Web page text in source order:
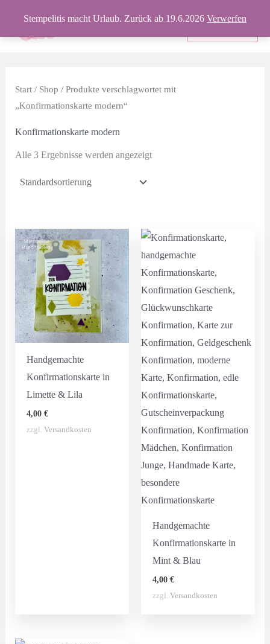
Stempelitis macht Urlaub. Zurück ab 19.6.2026 Verwerfen
springen
Produkte
Start/ Shop / Produkte verschlagwortet mit
„Konfirmationskarte modern“
Konfirmationskarte modern
Alle 3 Ergebnisse werden angezeigt
Handgemachte
Konfirmationskarte in
Limette & Lila
4,00 €
zzgl. Versandkosten
Handgemachte
Konfirmationskarte in
Mint & Blau
4,00€
zzgl.Versandkosten